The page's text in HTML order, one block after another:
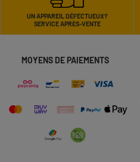
UN APPAREIL DÉFECTUEUX?
SERVICE APRÈS-VENTE
MOYENS DE PAIEMENTS